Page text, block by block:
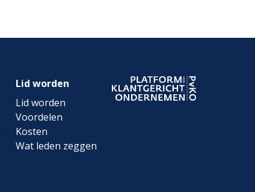
Lid worden
Lid worden
Voordelen
Kosten
Wat leden zeggen